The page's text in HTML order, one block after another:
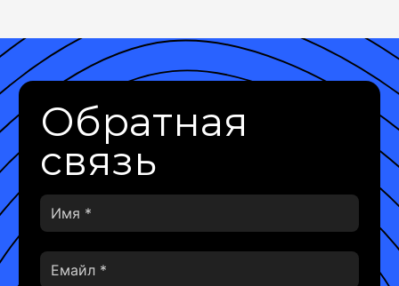
Обратная
связь